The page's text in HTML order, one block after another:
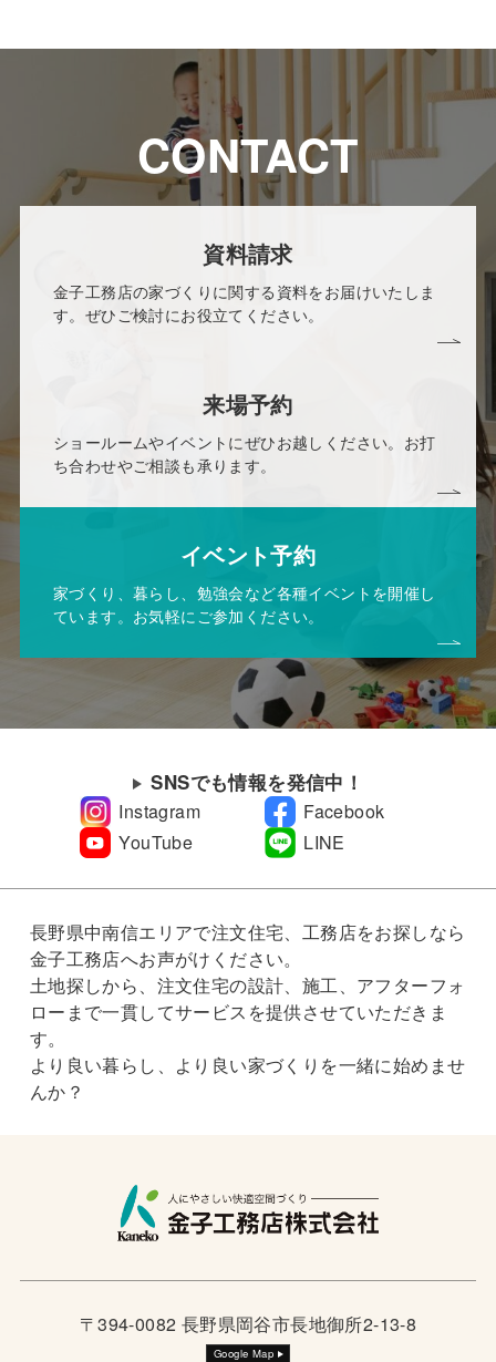
CONTACT
資料請求
金子工務店の家づくりに関する資料をお届けいたしま
す。ぜひご検討にお役立てください。
来場予約
ショールームやイベントにぜひお越しください。お打
ち合わせやご相談も承ります。
イベント予約
家づくり、暮らし、勉強会など各種イベントを開催し
ています。お気軽にご参加ください。
SNSでも情報を発信中！
Instagram
Facebook
YouTube
LINE
長野県中南信エリアで注文住宅、工務店をお探しなら
金子工務店へお声がけください。
土地探しから、注文住宅の設計、施工、アフターフォ
ローまで一貫してサービスを提供させていただきま
す。
より良い暮らし、より良い家づくりを一緒に始めませ
んか？
〒394-0082 長野県岡谷市長地御所2-13-8
Google Map